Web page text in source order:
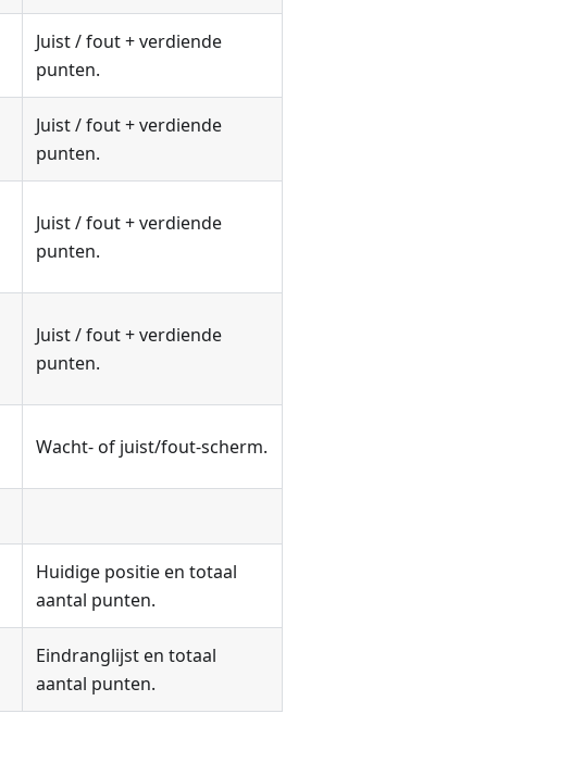
Juist / fout + verdiende
punten.
Juist / fout + verdiende
punten.
Juist / fout + verdiende
punten.
Juist / fout + verdiende
punten.
Wacht- of juist/fout-scherm.
Huidige positie en totaal
aantal punten.
Eindranglijst en totaal
aantal punten.